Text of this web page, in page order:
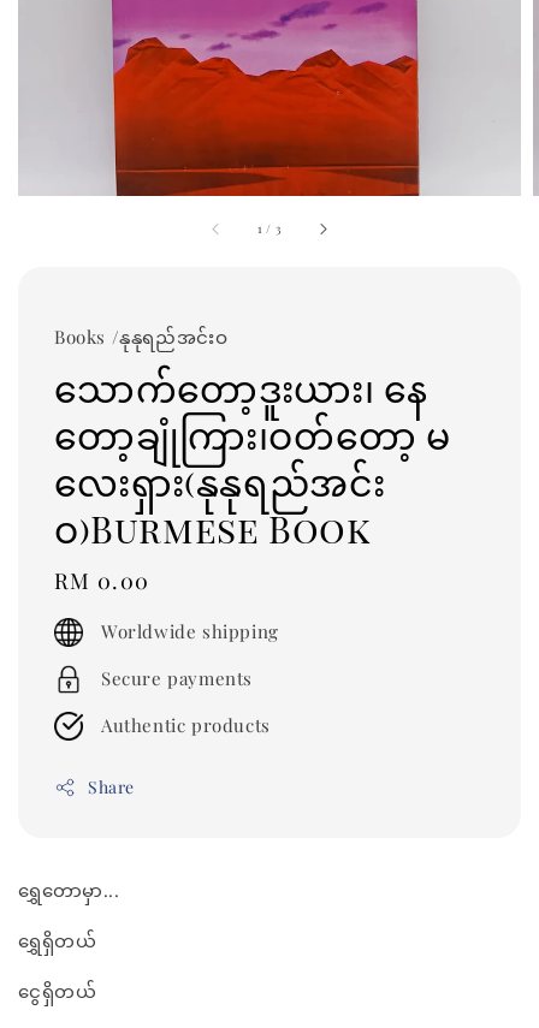
1 / 3
Books /နုနုရည်အင်းဝ
သောက်တော့ဒူးယား၊ နေ
တော့ချုံကြား၊ဝတ်တော့ မ
လေးရှား(နုနုရည်အင်း
ဝ)Burmese Book
Regular
price
RM 0.00
Worldwide shipping
Secure payments
Authentic products
Share
ရွှေတောမှာ...
ရွှေရှိတယ်
ငွေရှိတယ်